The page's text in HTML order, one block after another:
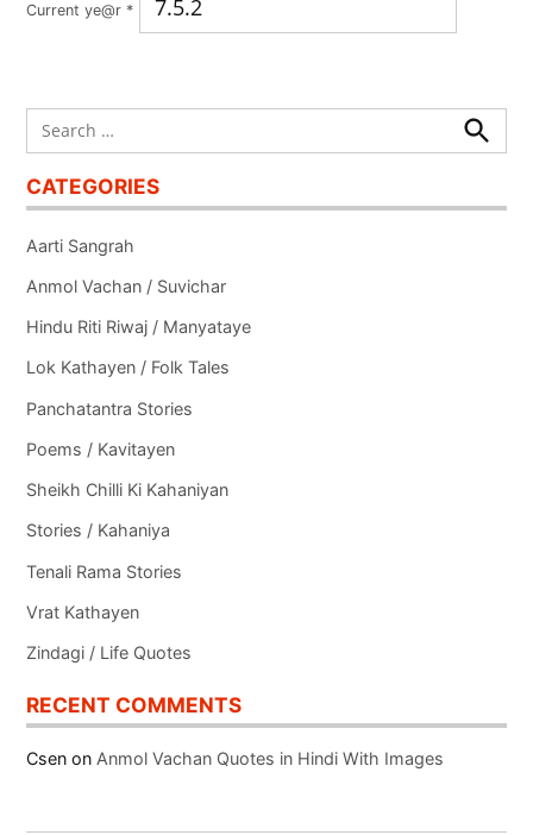
Current ye@r *
Search
for:
Search
CATEGORIES
Aarti Sangrah
Anmol Vachan / Suvichar
Hindu Riti Riwaj / Manyataye
Lok Kathayen / Folk Tales
Panchatantra Stories
Poems / Kavitayen
Sheikh Chilli Ki Kahaniyan
Stories / Kahaniya
Tenali Rama Stories
Vrat Kathayen
Zindagi / Life Quotes
RECENT COMMENTS
Csen on Anmol Vachan Quotes in Hindi With Images